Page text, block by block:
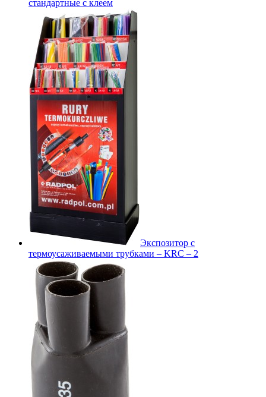
стандартные с клеем
Экспозитор с
термоусаживаемыми трубками – KRC – 2